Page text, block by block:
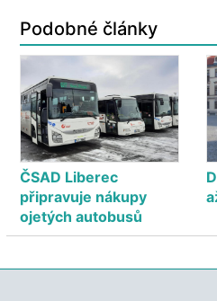
Podobné články
ČSAD Liberec
připravuje nákupy
ojetých autobusů